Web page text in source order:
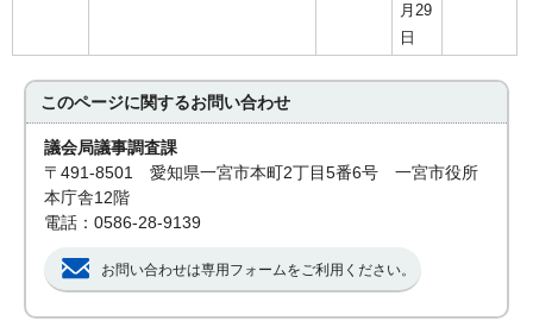
月29
日
このページに関するお問い合わせ
議会局議事調査課
〒491-8501 愛知県一宮市本町2丁目5番6号 一宮市役所
本庁舎12階
電話：0586-28-9139
お問い合わせは専用フォームをご利用ください。